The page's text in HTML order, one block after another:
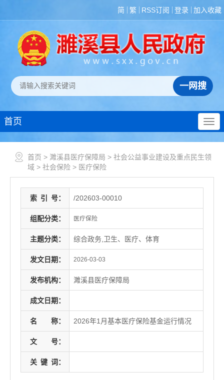
简 繁 RSS订阅 登录 加入收藏
首页
首页 > 濉溪县医疗保障局 > 社会公益事业建设及重点民生领
域 > 社会保险 > 医疗保险
索 引 号： /202603-00010
组配分类： 医疗保险
主题分类： 综合政务,卫生、医疗、体育
发文日期： 2026-03-03
发布机构： 濉溪县医疗保障局
成文日期：
名 称： 2026年1月基本医疗保险基金运行情况
文 号：
关 键 词：